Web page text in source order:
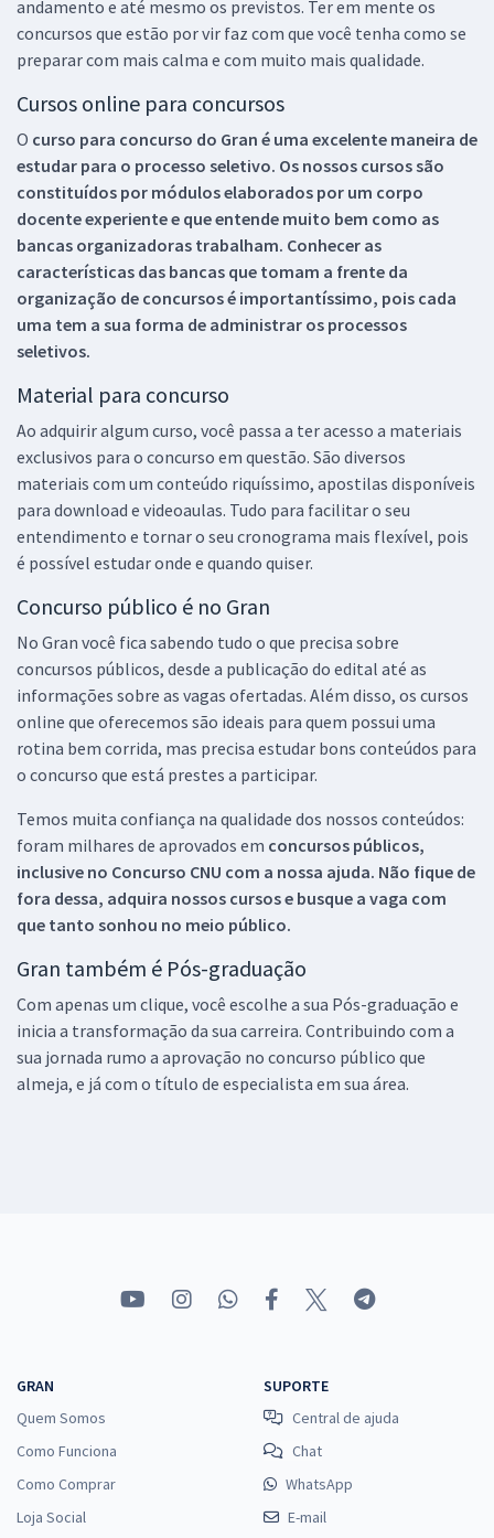
andamento e até mesmo os previstos. Ter em mente os
concursos que estão por vir faz com que você tenha como se
preparar com mais calma e com muito mais qualidade.
Cursos online para concursos
O curso para concurso do Gran é uma excelente maneira de
estudar para o processo seletivo. Os nossos cursos são
constituídos por módulos elaborados por um corpo
docente experiente e que entende muito bem como as
bancas organizadoras trabalham. Conhecer as
características das bancas que tomam a frente da
organização de concursos é importantíssimo, pois cada
uma tem a sua forma de administrar os processos
seletivos.
Material para concurso
Ao adquirir algum curso, você passa a ter acesso a materiais
exclusivos para o concurso em questão. São diversos
materiais com um conteúdo riquíssimo, apostilas disponíveis
para download e videoaulas. Tudo para facilitar o seu
entendimento e tornar o seu cronograma mais flexível, pois
é possível estudar onde e quando quiser.
Concurso público é no Gran
No Gran você fica sabendo tudo o que precisa sobre
concursos públicos, desde a publicação do edital até as
informações sobre as vagas ofertadas. Além disso, os cursos
online que oferecemos são ideais para quem possui uma
rotina bem corrida, mas precisa estudar bons conteúdos para
o concurso que está prestes a participar.
Temos muita confiança na qualidade dos nossos conteúdos:
foram milhares de aprovados em concursos públicos,
inclusive no Concurso CNU com a nossa ajuda. Não fique de
fora dessa, adquira nossos cursos e busque a vaga com
que tanto sonhou no meio público.
Gran também é Pós-graduação
Com apenas um clique, você escolhe a sua Pós-graduação e
inicia a transformação da sua carreira. Contribuindo com a
sua jornada rumo a aprovação no concurso público que
almeja, e já com o título de especialista em sua área.
GRAN
Quem Somos
Como Funciona
Como Comprar
Loja Social
SUPORTE
Central de ajuda
Chat
WhatsApp
E-mail